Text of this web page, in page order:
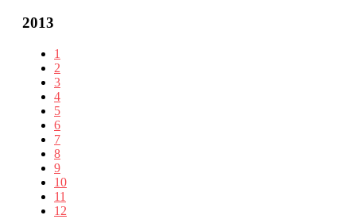
2013
1
2
3
4
5
6
7
8
9
10
11
12